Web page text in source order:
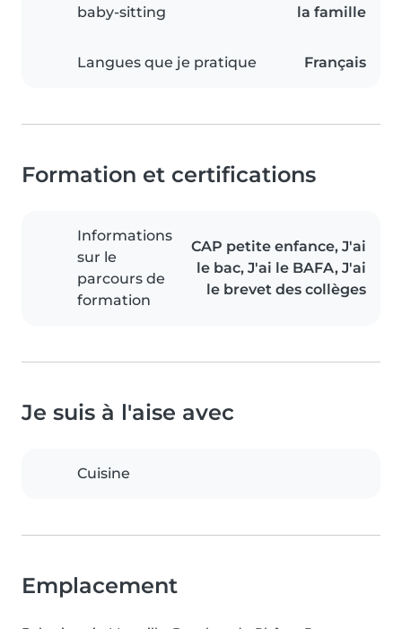
baby-sitting
la famille
Langues que je pratique Français
Formation et certifications
Informations
sur le
parcours de
formation
CAP petite enfance, J'ai
le bac, J'ai le BAFA, J'ai
le brevet des collèges
Je suis à l'aise avec
Cuisine
Emplacement